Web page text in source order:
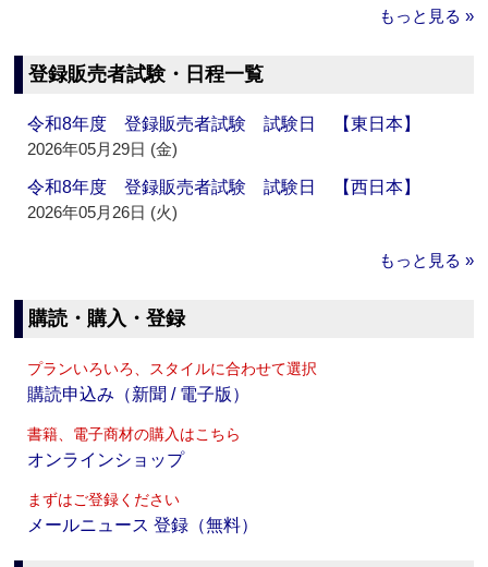
もっと見る »
登録販売者試験・日程一覧
令和8年度 登録販売者試験 試験日 【東日本】
2026年05月29日 (金)
令和8年度 登録販売者試験 試験日 【西日本】
2026年05月26日 (火)
もっと見る »
購読・購入・登録
プランいろいろ、スタイルに合わせて選択
購読申込み（新聞 / 電子版）
書籍、電子商材の購入はこちら
オンラインショップ
まずはご登録ください
メールニュース 登録（無料）